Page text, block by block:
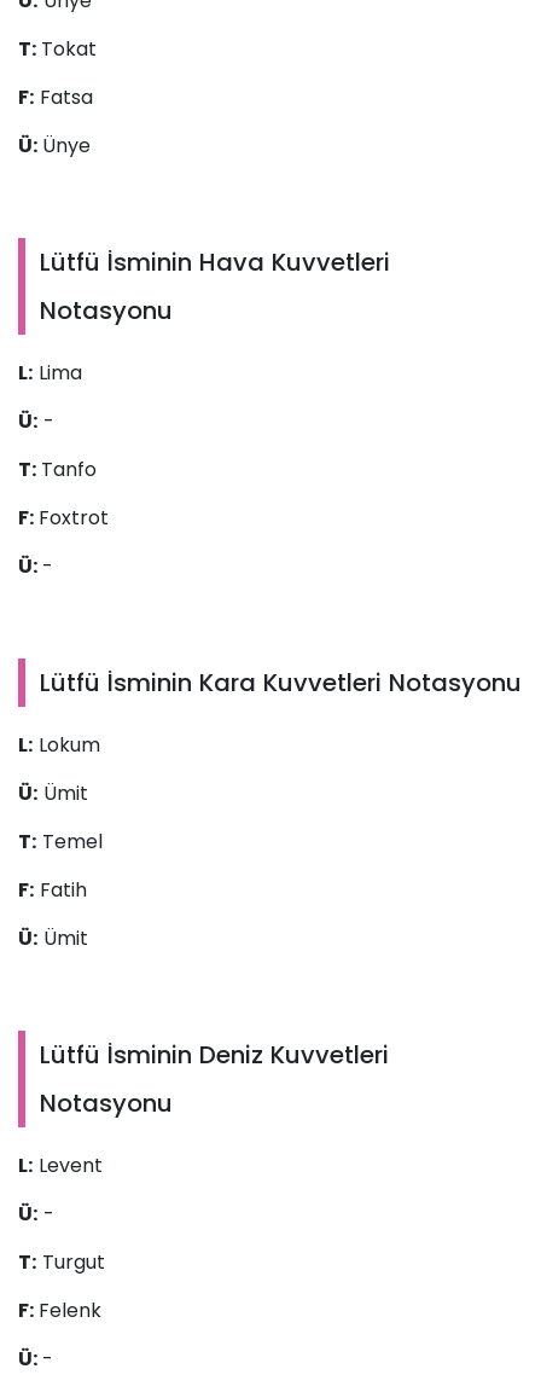
T: Tokat
F: Fatsa
Ü: Ünye
Lütfü İsminin Hava Kuvvetleri
Notasyonu
L: Lima
Ü: -
T: Tanfo
F: Foxtrot
Ü: -
Lütfü İsminin Kara Kuvvetleri Notasyonu
L: Lokum
Ü: Ümit
T: Temel
F: Fatih
Ü: Ümit
Lütfü İsminin Deniz Kuvvetleri
Notasyonu
L: Levent
Ü: -
T: Turgut
F: Felenk
Ü: -